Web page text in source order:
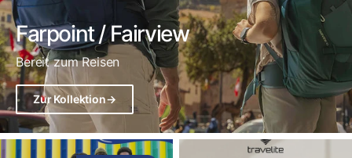
Farpoint / Fairview
Bereit zum Reisen
Zur Kollektion→